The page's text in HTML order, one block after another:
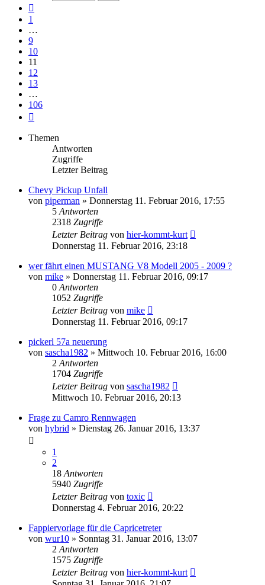
1
…
9
10
11
12
13
…
106
Themen
Antworten
Zugriffe
Letzter Beitrag
Chevy Pickup Unfall
von piperman » Donnerstag 11. Februar 2016, 17:55
5 Antworten
2318 Zugriffe
Letzter Beitrag von hier-kommt-kurt
Donnerstag 11. Februar 2016, 23:18
wer fährt einen MUSTANG V8 Modell 2005 - 2009 ?
von mike » Donnerstag 11. Februar 2016, 09:17
0 Antworten
1052 Zugriffe
Letzter Beitrag von mike
Donnerstag 11. Februar 2016, 09:17
pickerl 57a neuerung
von sascha1982 » Mittwoch 10. Februar 2016, 16:00
2 Antworten
1704 Zugriffe
Letzter Beitrag von sascha1982
Mittwoch 10. Februar 2016, 20:13
Frage zu Camro Rennwagen
von hybrid » Dienstag 26. Januar 2016, 13:37
1
2
18 Antworten
5940 Zugriffe
Letzter Beitrag von toxic
Donnerstag 4. Februar 2016, 20:22
Fappiervorlage für die Capricetreter
von wur10 » Sonntag 31. Januar 2016, 13:07
2 Antworten
1575 Zugriffe
Letzter Beitrag von hier-kommt-kurt